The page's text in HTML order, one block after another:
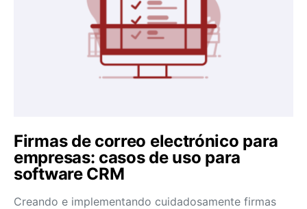
Firmas de correo electrónico para
empresas: casos de uso para
software CRM
Creando e implementando cuidadosamente firmas